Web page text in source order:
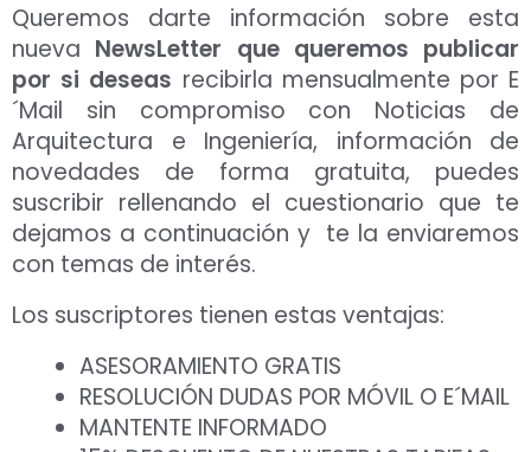
Queremos darte información sobre esta
nueva NewsLetter que queremos publicar
por si deseas recibirla mensualmente por E
´Mail sin compromiso con Noticias de
Arquitectura e Ingeniería, información de
novedades de forma gratuita, puedes
suscribir rellenando el cuestionario que te
dejamos a continuación y te la enviaremos
con temas de interés.
Los suscriptores tienen estas ventajas:
ASESORAMIENTO GRATIS
RESOLUCIÓN DUDAS POR MÓVIL O E´MAIL
MANTENTE INFORMADO